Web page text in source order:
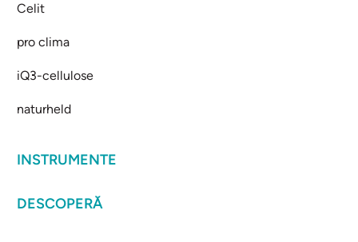
Celit
pro clima
iQ3-cellulose
naturheld
INSTRUMENTE
DESCOPERĂ